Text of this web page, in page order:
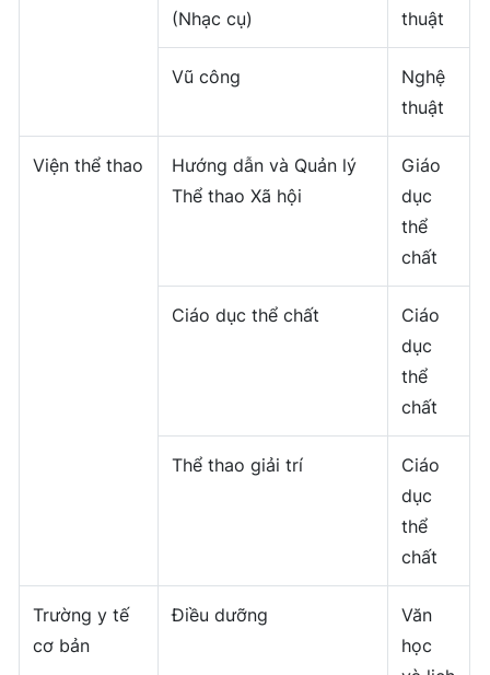
(Nhạc cụ)
thuật
Vũ công
Nghệ
thuật
Viện thể thao
Hướng dẫn và Quản lý
Thể thao Xã hội
Giáo
dục
thể
chất
Ciáo dục thể chất
Ciáo
dục
thể
chất
Thể thao giải trí
Ciáo
dục
thể
chất
Trường y tế
cơ bản
Điều dưỡng
Văn
học